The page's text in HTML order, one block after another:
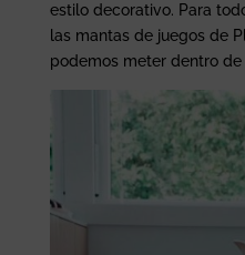
estilo decorativo. Para
las mantas de juegos de
podemos meter dentro de